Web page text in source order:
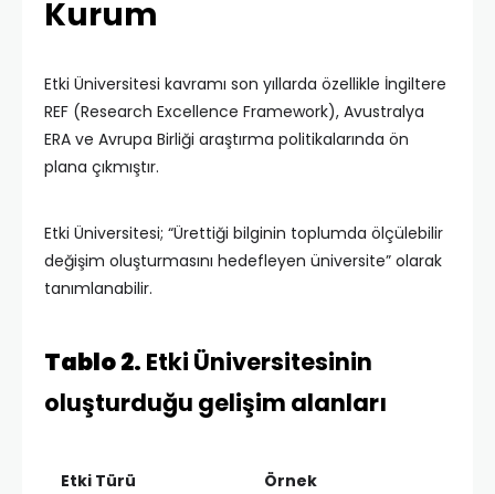
Kurum
Etki Üniversitesi kavramı son yıllarda özellikle İngiltere
REF (Research Excellence Framework), Avustralya
ERA ve Avrupa Birliği araştırma politikalarında ön
plana çıkmıştır.
Etki Üniversitesi; “Ürettiği bilginin toplumda ölçülebilir
değişim oluşturmasını hedefleyen üniversite” olarak
tanımlanabilir.
Tablo 2. Etki Üniversitesinin
oluşturduğu gelişim alanları
Etki Türü Örnek